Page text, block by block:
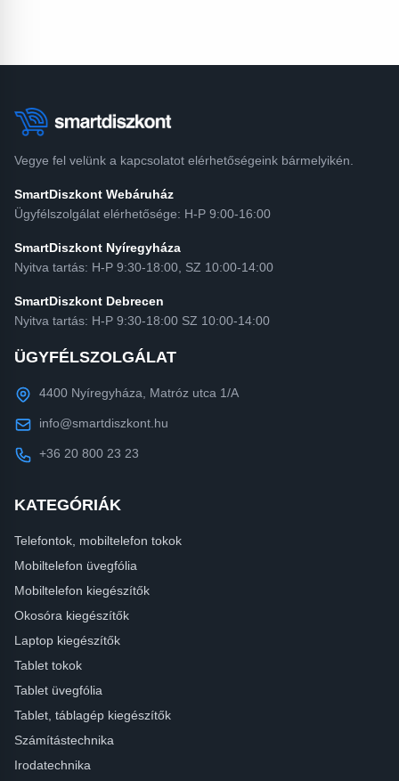
Vegye fel velünk a kapcsolatot elérhetőségeink bármelyikén.
SmartDiszkont Webáruház
Ügyfélszolgálat elérhetősége: H-P 9:00-16:00
SmartDiszkont Nyíregyháza
Nyitva tartás: H-P 9:30-18:00, SZ 10:00-14:00
SmartDiszkont Debrecen
Nyitva tartás: H-P 9:30-18:00 SZ 10:00-14:00
ÜGYFÉLSZOLGÁLAT
4400 Nyíregyháza, Matróz utca 1/A
info@smartdiszkont.hu
+36 20 800 23 23
KATEGÓRIÁK
Telefontok, mobiltelefon tokok
Mobiltelefon üvegfólia
Mobiltelefon kiegészítők
Okosóra kiegészítők
Laptop kiegészítők
Tablet tokok
Tablet üvegfólia
Tablet, táblagép kiegészítők
Számítástechnika
Irodatechnika